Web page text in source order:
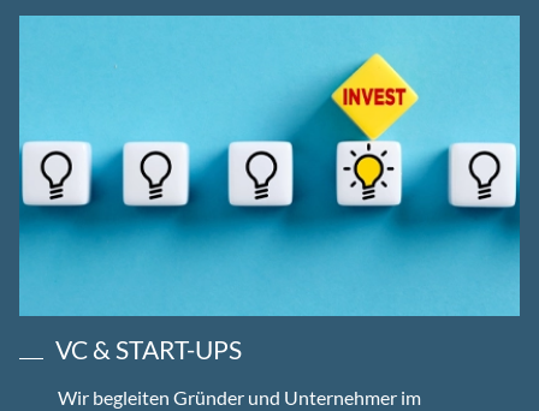
VC & START-UPS
Wir begleiten Gründer und Unternehmer im